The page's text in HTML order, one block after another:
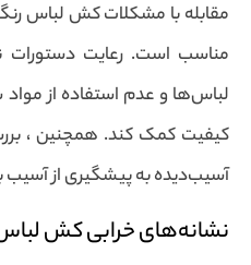
مقابله با مشکلات کش لباس رنگ
مناسب است. رعایت دستورات
لباس‌ها و عدم استفاده از
کیفیت کمک کند. همچنین ،
آسیب‌دیده به پیشگیری از
نشانه‌های خرابی کش